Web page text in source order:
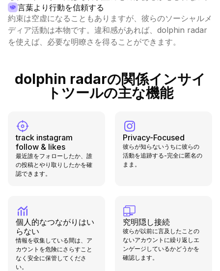
言葉より行動を信頼する
約束は空虚になることもありますが、彼らのソーシャルメ
ディア活動は本物です。違和感があれば、dolphin radar
を使えば、必要な明瞭さを得ることができます。
dolphin radarの関係インサイ
トツールの主な機能
track instagram
follow & likes
最近誰をフォローしたか、誰
の投稿とやり取りしたかを確
認できます。
Privacy-Focused
彼らが知らないうちに彼らの
活動を追跡する-完全に匿名の
まま。
個人的なつながりはい
らない
情報を収集している間は、ア
カウントを危険にさらすこと
なく安全に保管してくださ
い。
究明隠し接続
彼らが以前に言及したことの
ないアカウントに繰り返しエ
ンゲージしているかどうかを
確認します。